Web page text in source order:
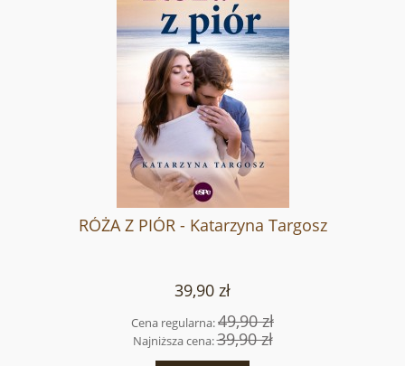
RÓŻA Z PIÓR - Katarzyna Targosz
39,90 zł
Cena regularna:49,90 zł
Najniższa cena:39,90 zł